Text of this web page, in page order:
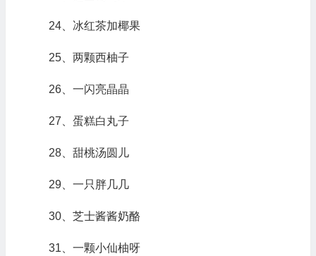
24、冰红茶加椰果
25、两颗西柚子
26、一闪亮晶晶
27、蛋糕白丸子
28、甜桃汤圆儿
29、一只胖几几
30、芝士酱酱奶酪
31、一颗小仙柚呀